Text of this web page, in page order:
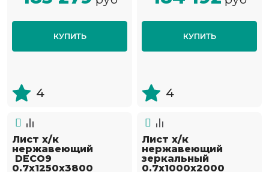
КУПИТЬ
4
КУПИТЬ
4
Лист х/к
нержавеющий
DECO9
0.7х1250х3800
Лист х/к
нержавеющий
зеркальный
0.7х1000х2000